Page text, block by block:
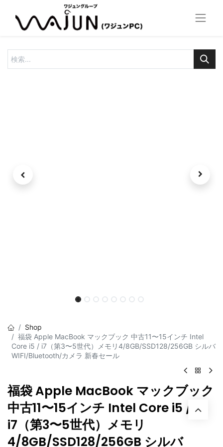
Shop
福袋 Apple MacBook マックブック 中古11〜15インチ Intel
Core i5 / i7（第3〜5世代）メモリ4/8GB/SSD128/256GB シルバ
WIFI/Bluetooth/カメラ 新春セール
福袋 Apple MacBook マックブック
中古11〜15インチ Intel Core i5 /
i7（第3〜5世代）メモリ
4/8GB/SSD128/256GB シルバ